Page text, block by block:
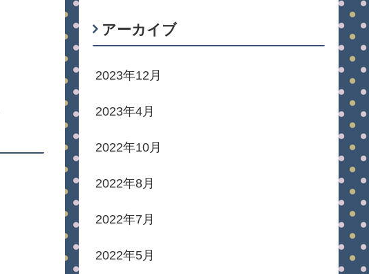
アーカイブ
2023年12月
2023年4月
2022年10月
2022年8月
2022年7月
2022年5月